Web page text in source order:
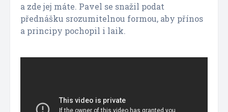
a zde jej máte. Pavel se snažil podat
přednášku srozumitelnou formou, aby přínos
a principy pochopil i laik.